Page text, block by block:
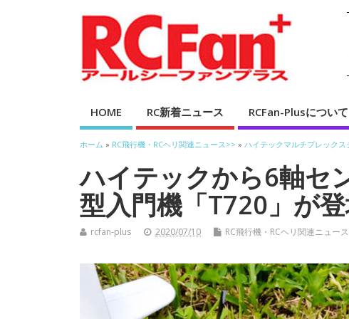
HOME RC新着ニュース RCFan-Plusについて
ホーム » RC飛行機・RCヘリ関連ニュース>> » ハイテックマルチプレックス
ハイテックから6軸セ
型入門機「T720」が登
rcfan-plus 2020/07/10 RC飛行機・RCヘリ関連ニュー